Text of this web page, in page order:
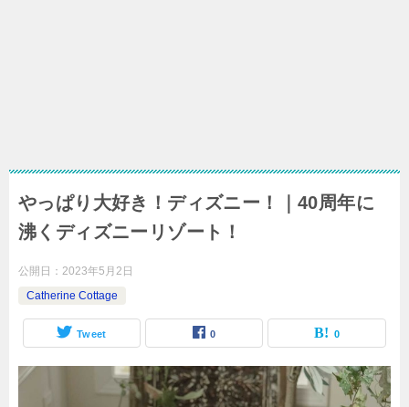
やっぱり大好き！ディズニー！｜40周年に
沸くディズニーリゾート！
公開日： 2023年5月2日
Catherine Cottage
Tweet 0 0